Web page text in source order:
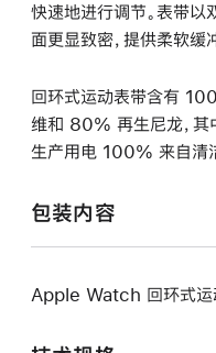
快速地进行调节。表带以
面更显致密，提供柔软缓
回环式运动表带含有
维和 80% 再生尼龙，其
生产用电 100% 来自清
包装内容
Apple Watch 回环式运